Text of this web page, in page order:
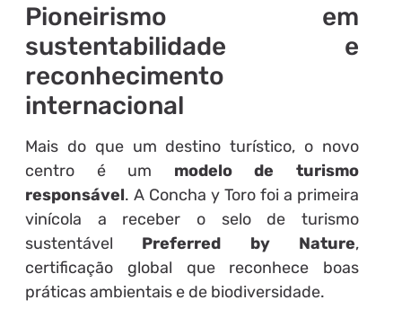
Pioneirismo em
sustentabilidade e
reconhecimento
internacional
Mais do que um destino turístico, o novo
centro é um modelo de turismo
responsável. A Concha y Toro foi a primeira
vinícola a receber o selo de turismo
sustentável Preferred by Nature,
certificação global que reconhece boas
práticas ambientais e de biodiversidade.